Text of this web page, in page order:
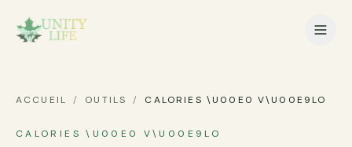
ACCUEIL / OUTILS / CALORIES \U00E0 V\U00E9LO
CALORIES \U00E0 V\U00E9LO